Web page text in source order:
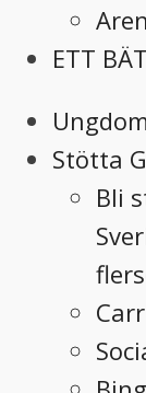
ETT
Stötta
Bli